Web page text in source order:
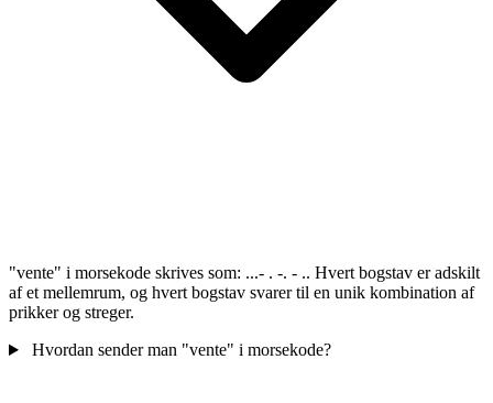
"vente" i morsekode skrives som: ...- . -. - .. Hvert bogstav er adskilt
af et mellemrum, og hvert bogstav svarer til en unik kombination af
prikker og streger.
Hvordan sender man "vente" i morsekode?